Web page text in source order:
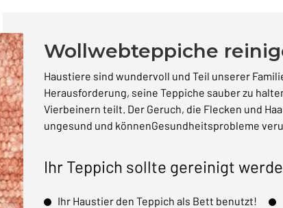
Wollwebteppiche
Haustiere sind wundervoll und Teil unserer
Herausforderung, seine Teppiche sauber zu
Vierbeinern teilt. Der Geruch, die Flecken und
ungesund und könnenGesundheitsprobleme
Ihr Teppich sollte gereinigt
Ihr Haustier den Teppich als Bett benutzt!